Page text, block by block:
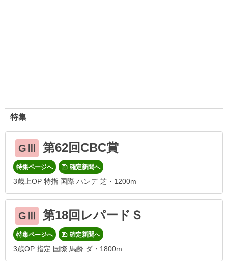
特集
GⅢ 第62回CBC賞
特集ページへ 確定新聞へ
3歳上OP 特指 国際 ハンデ 芝・1200m
GⅢ 第18回レパードＳ
特集ページへ 確定新聞へ
3歳OP 指定 国際 馬齢 ダ・1800m